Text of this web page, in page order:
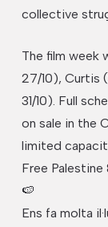
collective
The film week
27/10), Curtis
31/10). Full
on sale in the
limited
Free Palestine
🍉
Ens fa molta